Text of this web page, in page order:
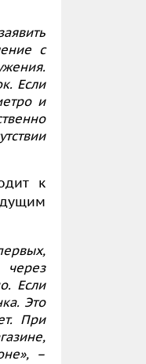
с
Если
и
к
через
Если
Это
При
–